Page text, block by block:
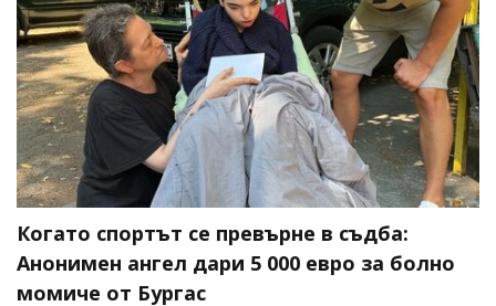
Когато спортът се превърне в съдба:
Анонимен ангел дари 5 000 евро за болно
момиче от Бургас